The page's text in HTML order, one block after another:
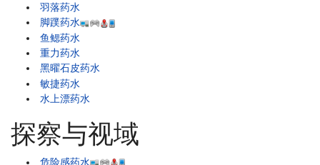
羽落药水
脚蹼药水
鱼鳃药水
重力药水
黑曜石皮药水
敏捷药水
水上漂药水
探察与视域
危险感药水